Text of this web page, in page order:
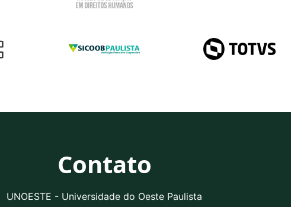
Contato
UNOESTE - Universidade do Oeste Paulista